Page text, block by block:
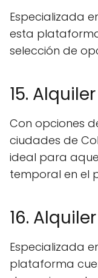
Especializada
esta
selección de
15.
Con opciones
ciudades de
ideal para
temporal en el
16.
Especializada
plataforma